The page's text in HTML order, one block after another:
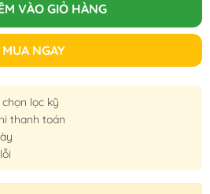
VÀO GIỎ HÀNG
MUA NGAY
lọc kỹ
thanh toán